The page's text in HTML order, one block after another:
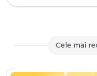
a
79,90
Cele mai